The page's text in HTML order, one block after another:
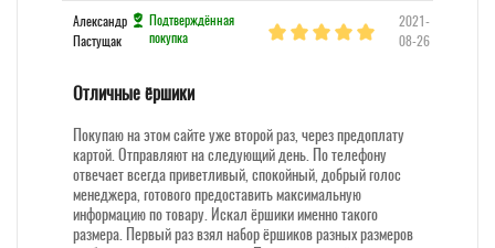
Александр
Пастущак
Подтверждённая
покупка
2021-
08-26
Отличные ёршики
Покупаю на этом сайте уже второй раз, через предоплату
картой. Отправляют на следующий день. По телефону
отвечает всегда приветливый, спокойный, добрый голос
менеджера, готового предоставить максимальную
информацию по товару. Искал ёршики именно такого
размера. Первый раз взял набор ёршиков разных размеров